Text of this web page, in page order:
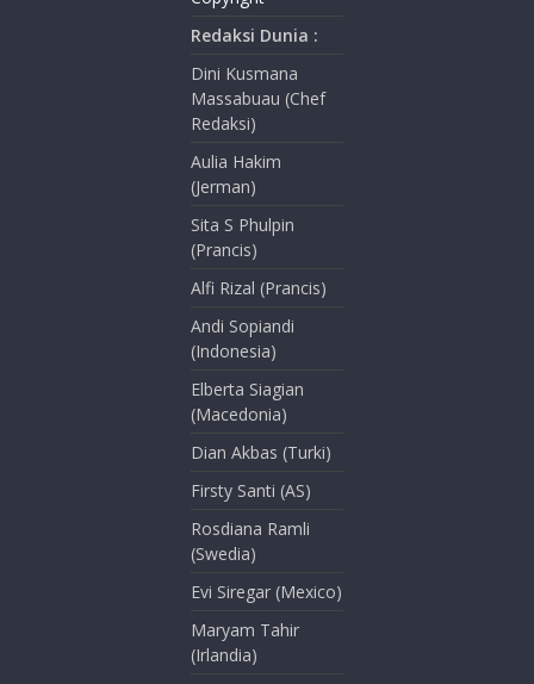
Redaksi Dunia :
Dini Kusmana
Massabuau (Chef
Redaksi)
Aulia Hakim
(Jerman)
Sita S Phulpin
(Prancis)
Alfi Rizal (Prancis)
Andi Sopiandi
(Indonesia)
Elberta Siagian
(Macedonia)
Dian Akbas (Turki)
Firsty Santi (AS)
Rosdiana Ramli
(Swedia)
Evi Siregar (Mexico)
Maryam Tahir
(Irlandia)